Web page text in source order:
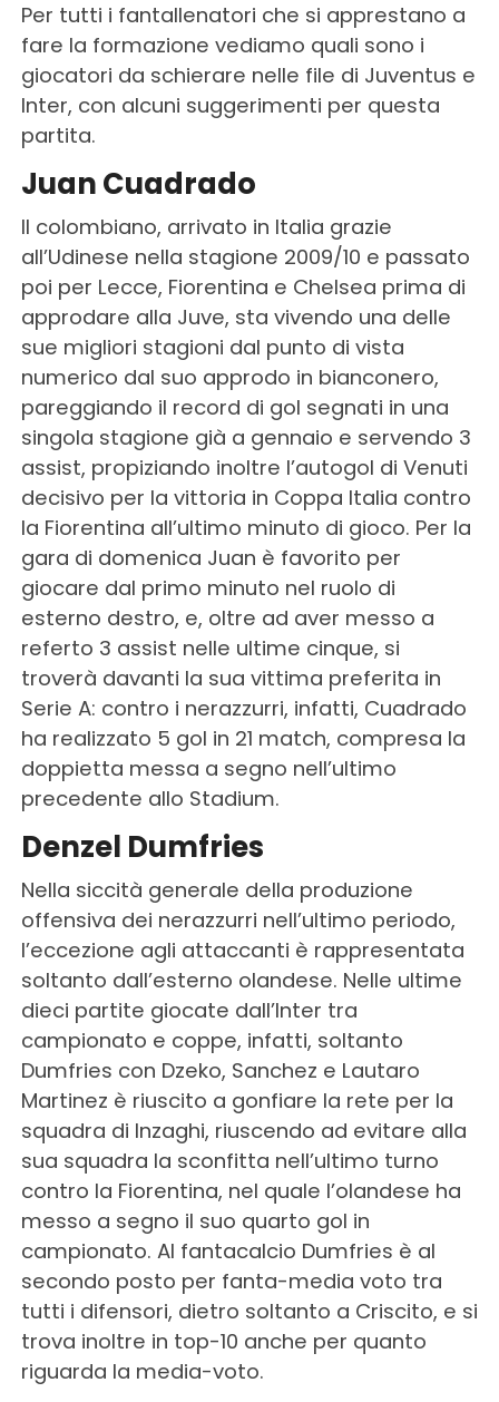
Per tutti i fantallenatori che si apprestano a
fare la formazione vediamo quali sono i
giocatori da schierare nelle file di Juventus e
Inter, con alcuni suggerimenti per questa
partita.
Juan Cuadrado
Il colombiano, arrivato in Italia grazie
all’Udinese nella stagione 2009/10 e passato
poi per Lecce, Fiorentina e Chelsea prima di
approdare alla Juve, sta vivendo una delle
sue migliori stagioni dal punto di vista
numerico dal suo approdo in bianconero,
pareggiando il record di gol segnati in una
singola stagione già a gennaio e servendo 3
assist, propiziando inoltre l’autogol di Venuti
decisivo per la vittoria in Coppa Italia contro
la Fiorentina all’ultimo minuto di gioco. Per la
gara di domenica Juan è favorito per
giocare dal primo minuto nel ruolo di
esterno destro, e, oltre ad aver messo a
referto 3 assist nelle ultime cinque, si
troverà davanti la sua vittima preferita in
Serie A: contro i nerazzurri, infatti, Cuadrado
ha realizzato 5 gol in 21 match, compresa la
doppietta messa a segno nell’ultimo
precedente allo Stadium.
Denzel Dumfries
Nella siccità generale della produzione
offensiva dei nerazzurri nell’ultimo periodo,
l’eccezione agli attaccanti è rappresentata
soltanto dall’esterno olandese. Nelle ultime
dieci partite giocate dall’Inter tra
campionato e coppe, infatti, soltanto
Dumfries con Dzeko, Sanchez e Lautaro
Martinez è riuscito a gonfiare la rete per la
squadra di Inzaghi, riuscendo ad evitare alla
sua squadra la sconfitta nell’ultimo turno
contro la Fiorentina, nel quale l’olandese ha
messo a segno il suo quarto gol in
campionato. Al fantacalcio Dumfries è al
secondo posto per fanta-media voto tra
tutti i difensori, dietro soltanto a Criscito, e si
trova inoltre in top-10 anche per quanto
riguarda la media-voto.